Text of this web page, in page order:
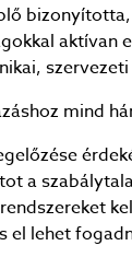
aktívan
mind
a
el lehet